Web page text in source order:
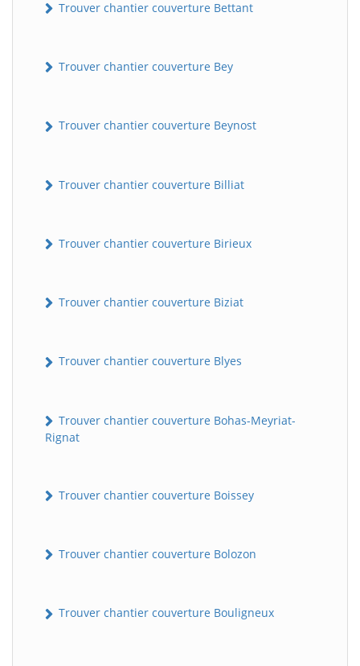
Trouver chantier couverture Bettant
Trouver chantier couverture Bey
Trouver chantier couverture Beynost
Trouver chantier couverture Billiat
Trouver chantier couverture Birieux
Trouver chantier couverture Biziat
Trouver chantier couverture Blyes
Trouver chantier couverture Bohas-Meyriat-
Rignat
Trouver chantier couverture Boissey
Trouver chantier couverture Bolozon
Trouver chantier couverture Bouligneux